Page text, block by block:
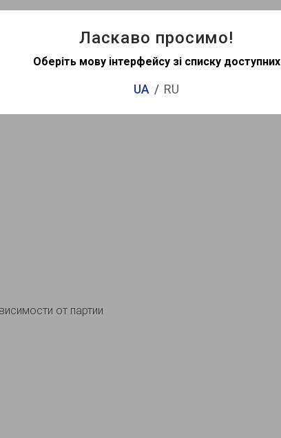
space
от партии
Ласкаво просимо!
Оберіть мову інтерфейсу зі списку доступних
UA RU